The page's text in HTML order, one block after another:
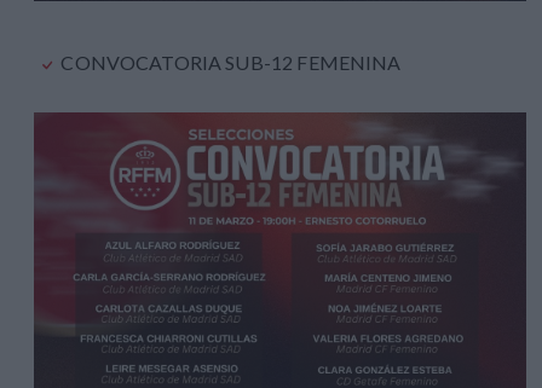
CONVOCATORIA SUB-12 FEMENINA